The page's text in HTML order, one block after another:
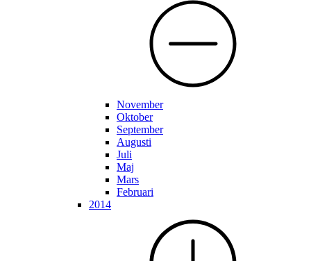
November
Oktober
September
Augusti
Juli
Maj
Mars
Februari
2014